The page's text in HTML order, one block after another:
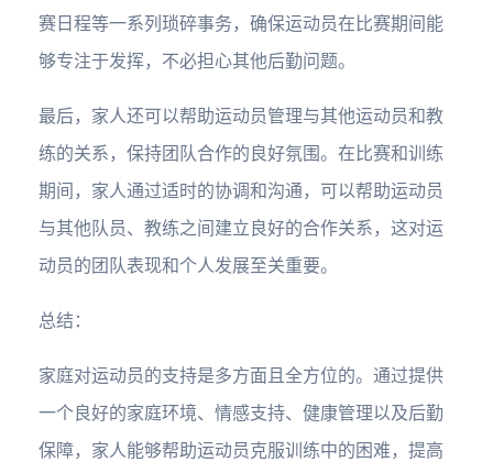
赛日程等一系列琐碎事务，确保运动员在比赛期间能
够专注于发挥，不必担心其他后勤问题。
最后，家人还可以帮助运动员管理与其他运动员和教
练的关系，保持团队合作的良好氛围。在比赛和训练
期间，家人通过适时的协调和沟通，可以帮助运动员
与其他队员、教练之间建立良好的合作关系，这对运
动员的团队表现和个人发展至关重要。
总结：
家庭对运动员的支持是多方面且全方位的。通过提供
一个良好的家庭环境、情感支持、健康管理以及后勤
保障，家人能够帮助运动员克服训练中的困难，提高